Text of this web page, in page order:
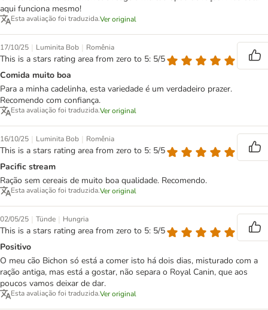
aqui funciona mesmo!
Esta avaliação foi traduzida.Ver original
17/10/25 | Luminita Bob | Romênia
This is a stars rating area from zero to 5: 5/5
Comida muito boa
Para a minha cadelinha, esta variedade é um verdadeiro prazer.
Recomendo com confiança.
Esta avaliação foi traduzida.Ver original
16/10/25 | Luminita Bob | Romênia
This is a stars rating area from zero to 5: 5/5
Pacific stream
Ração sem cereais de muito boa qualidade. Recomendo.
Esta avaliação foi traduzida.Ver original
02/05/25 | Tünde | Hungria
This is a stars rating area from zero to 5: 5/5
Positivo
O meu cão Bichon só está a comer isto há dois dias, misturado com a
ração antiga, mas está a gostar, não separa o Royal Canin, que aos
poucos vamos deixar de dar.
Esta avaliação foi traduzida.Ver original